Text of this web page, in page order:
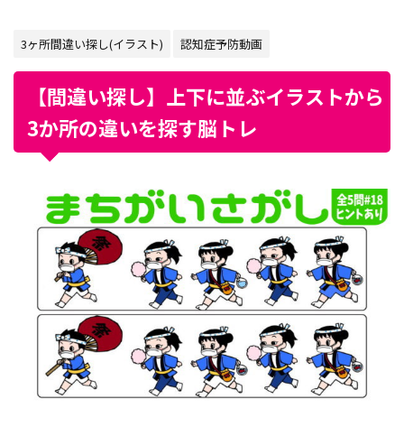
3ヶ所間違い探し(イラスト) 認知症予防動画
【間違い探し】上下に並ぶイラストから
3か所の違いを探す脳トレ